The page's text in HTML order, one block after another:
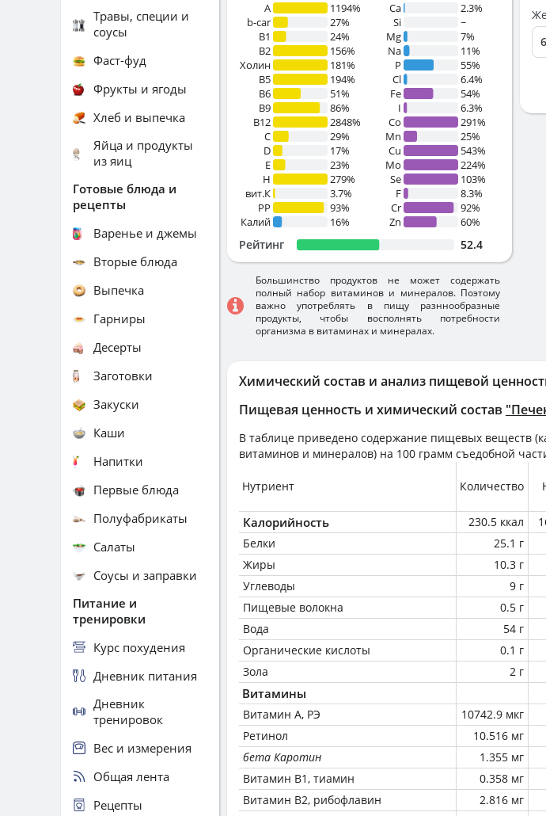
Химический состав и анализ пищевой
Пищевая ценность и химический состав
В таблице приведено содержание пищевых веществ
витаминов и минералов) на 100 грамм съедобной
Нутриент Количество
Калорийность 230.5 ккал
Белки
25.1 г
Жиры
10.3 г
Углеводы
9 г
Пищевые волокна
0.5 г
Вода
54 г
Органические кислоты
0.1 г
Зола
2 г
Витамины
Витамин А, РЭ 10742.9 мкг
Ретинол
10.516 мг
бета Каротин
1.355 мг
Витамин В1, тиамин
0.358 мг
Витамин В2, рибофлавин
2.816 мг
A
1194%
b-car
27%
В1
24%
B2
156%
Холин
181%
B5
194%
B6
51%
B9
86%
B12
2848%
C
29%
D
17%
E
23%
H
279%
вит.К
3.7%
PP
93%
Калий
16%
Ca
2.3%
Si
~
Mg
7%
Na
11%
P
55%
Cl
6.4%
Fe
54%
I
6.3%
Co
291%
Mn
25%
Cu
543%
Mo
224%
Se
103%
F
8.3%
Cr
92%
Zn
60%
Рейтинг 52.4
Большинство продуктов не может содержать
полный набор витаминов и минералов. Поэтому
важно употреблять в пищу разннообразные
продукты, чтобы восполнять потребности
организма в витаминах и минералах.
Травы, специи и
соусы
Фаст-фуд
Фрукты и ягоды
Хлеб и выпечка
Яйца и продукты
из яиц
Готовые блюда и
рецепты
Варенье и джемы
Вторые блюда
Выпечка
Гарниры
Десерты
Заготовки
Закуски
Каши
Напитки
Первые блюда
Полуфабрикаты
Салаты
Соусы и заправки
Питание и
тренировки
Курс похудения
Дневник питания
Дневник
тренировок
Вес и измерения
Общая лента
Рецепты